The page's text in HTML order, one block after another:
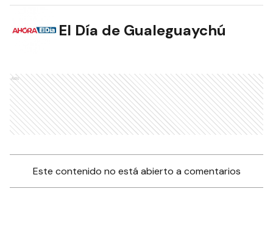
El Día de Gualeguaychú
Ads
Este contenido no está abierto a comentarios